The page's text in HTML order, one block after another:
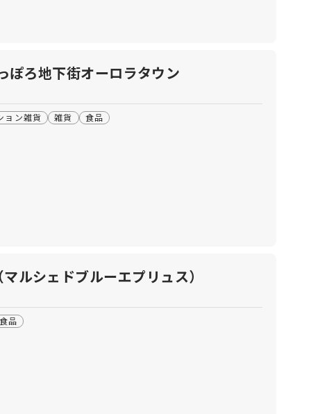
ろ地下街オーロラタウン
ョン雑貨 雑貨 食品
シェドブルーエプリュス）
食品